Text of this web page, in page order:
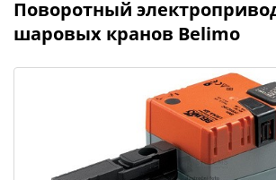
Поворотный
шаровых кранов Belimo